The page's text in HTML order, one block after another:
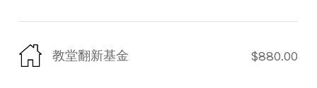
教堂翻新基金 $880.00